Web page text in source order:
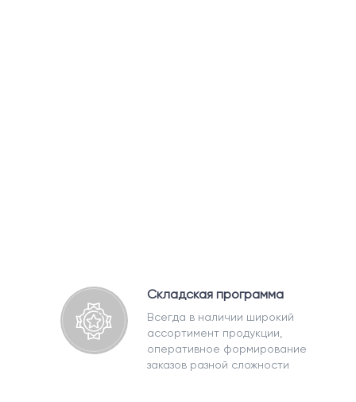
Складская программа
Всегда в наличии широкий
ассортимент продукции,
оперативное формирование
заказов разной сложности